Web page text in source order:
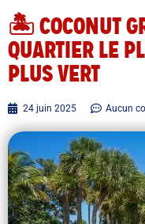
🏝️ COCONUT
QUARTIER LE
PLUS VERT
24 juin 2025 Aucun